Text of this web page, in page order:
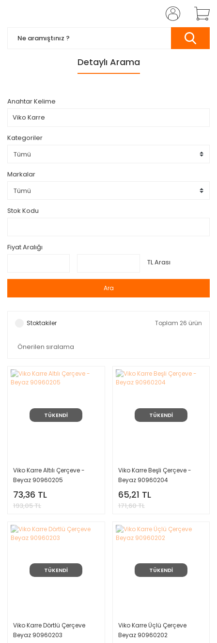
Detaylı Arama
Anahtar Kelime
Kategoriler
Markalar
Stok Kodu
Fiyat Aralığı
TL Arası
Ara
Stoktakiler Toplam 26 ürün
TÜKENDİ
Viko Karre Altılı Çerçeve -
Beyaz 90960205
73,36 TL
193,05 TL
TÜKENDİ
Viko Karre Beşli Çerçeve -
Beyaz 90960204
65,21 TL
171,60 TL
TÜKENDİ
Viko Karre Dörtlü Çerçeve
Beyaz 90960203
TÜKENDİ
Viko Karre Üçlü Çerçeve
Beyaz 90960202